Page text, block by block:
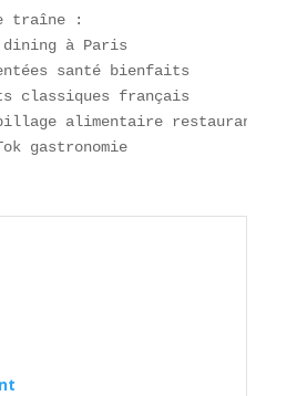
traîne :
dining à Paris
santé bienfaits
classiques français
alimentaire restaurant
gastronomie